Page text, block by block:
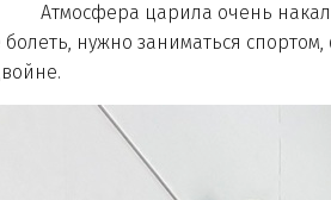
царила очень
болеть, нужно заниматься